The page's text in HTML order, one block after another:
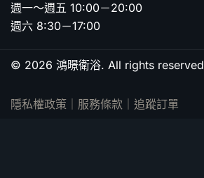
週一～週五 10:00－20:00
週六 8:30－17:00
© 2026 鴻暻衛浴. All rights reserved
隱私權政策 服務條款 追蹤訂單